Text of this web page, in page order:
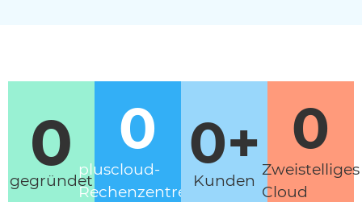
gegründet
0 pluscloud-
Rechenzentren
0
Kunden
0+ Zweistelliges
Cloud
0